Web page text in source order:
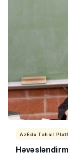
AzEdu Təhsil